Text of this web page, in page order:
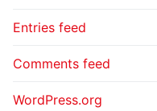
Entries feed
Comments feed
WordPress.org